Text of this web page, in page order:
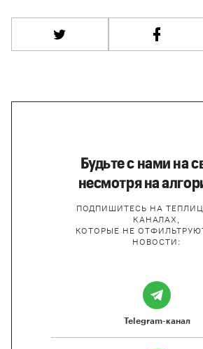
Будьте с нами на
несмотря на
ПОДПИШИТЕСЬ НА
КАНАЛАХ,
КОТОРЫЕ НЕ
НОВОСТИ:
Telegram-канал